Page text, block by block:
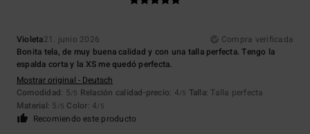
Violeta21. junio 2026
Compra verificada
Bonita tela, de muy buena calidad y con una talla perfecta. Tengo la
espalda corta y la XS me quedó perfecta.
Mostrar original - Deutsch
Comodidad: 5/5 Relación calidad-precio: 4/5 Talla: Talla perfecta
Material: 5 /5 Color: 4/5
Recomiendo este producto